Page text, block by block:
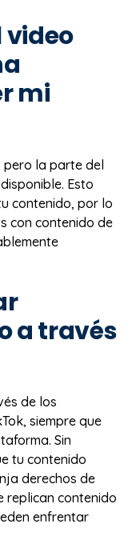
video
mi
pero la parte del
Esto
contenido, por lo
con contenido de
a través
de los
siempre que
Sin
tu contenido
derechos de
replican contenido
enfrentar